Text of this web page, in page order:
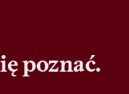
poznać.